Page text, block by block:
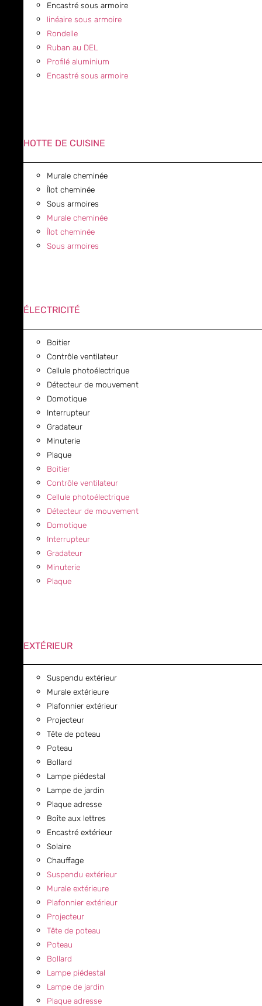
Encastré sous armoire
linéaire sous armoire
Rondelle
Ruban au DEL
Profilé aluminium
Encastré sous armoire
HOTTE DE CUISINE
Murale cheminée
Îlot cheminée
Sous armoires
Murale cheminée
Îlot cheminée
Sous armoires
ÉLECTRICITÉ
Boitier
Contrôle ventilateur
Cellule photoélectrique
Détecteur de mouvement
Domotique
Interrupteur
Gradateur
Minuterie
Plaque
Boitier
Contrôle ventilateur
Cellule photoélectrique
Détecteur de mouvement
Domotique
Interrupteur
Gradateur
Minuterie
Plaque
EXTÉRIEUR
Suspendu extérieur
Murale extérieure
Plafonnier extérieur
Projecteur
Tête de poteau
Poteau
Bollard
Lampe piédestal
Lampe de jardin
Plaque adresse
Boîte aux lettres
Encastré extérieur
Solaire
Chauffage
Suspendu extérieur
Murale extérieure
Plafonnier extérieur
Projecteur
Tête de poteau
Poteau
Bollard
Lampe piédestal
Lampe de jardin
Plaque adresse